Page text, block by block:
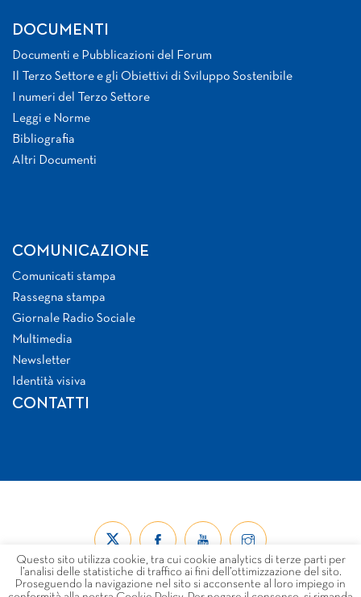
DOCUMENTI
Documenti e Pubblicazioni del Forum
Il Terzo Settore e gli Obiettivi di Sviluppo Sostenibile
I numeri del Terzo Settore
Leggi e Norme
Bibliografia
Altri Documenti
COMUNICAZIONE
Comunicati stampa
Rassegna stampa
Giornale Radio Sociale
Multimedia
Newsletter
Identità visiva
CONTATTI
Questo sito utilizza cookie, tra cui cookie analytics di terze parti per
l’analisi delle statistiche di traffico ai fini dell’ottimizzazione del sito.
Proseguendo la navigazione nel sito si acconsente al loro impiego in